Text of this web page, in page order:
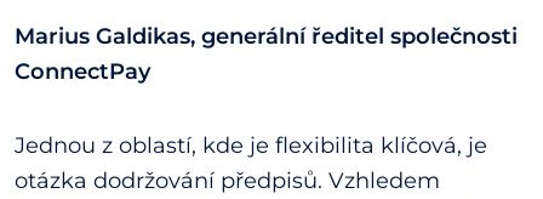
Marius Galdikas, generální ředitel společnosti
ConnectPay
Jednou z oblastí, kde je flexibilita klíčová, je
otázka dodržování předpisů. Vzhledem